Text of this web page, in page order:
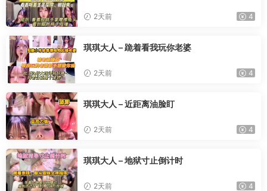
2天前 4
琪琪大人 – 跪着看我玩你老婆
2天前 4
琪琪大人 – 近距离油脸盯
2天前 4
琪琪大人 – 地狱寸止倒计时
2天前 4